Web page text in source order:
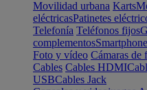
Movilidad urbana Karts
eléctricasPatinetes
Telefonía Teléfonos fijos
complementos
Foto y vídeo Cámaras de
Cables Cables HDMI
USBCables Jack